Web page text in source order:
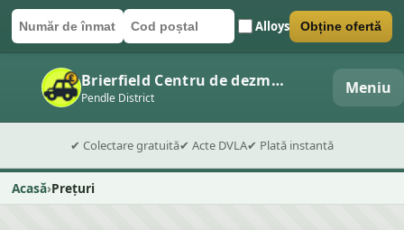
Număr de înmatriculare
Cod poștal Alloys
Trimite formularul Obține ofertă
Brierfield Centru de dezmembrări auto
Pendle District Meniu
✔ Colectare gratuită✔ Acte DVLA✔ Plată instantă
Acasă Prețuri